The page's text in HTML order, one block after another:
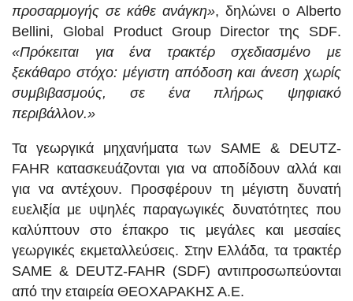
προσαρμογής σε κάθε ανάγκη», δηλώνει ο Alberto
Bellini, Global Product Group Director της SDF.
«Πρόκειται για ένα τρακτέρ σχεδιασμένο με
ξεκάθαρο στόχο: μέγιστη απόδοση και άνεση χωρίς
συμβιβασμούς, σε ένα πλήρως ψηφιακό
περιβάλλον.»
Τα γεωργικά μηχανήματα των SAME & DEUTZ-
FAHR κατασκευάζονται για να αποδίδουν αλλά και
για να αντέχουν. Προσφέρουν τη μέγιστη δυνατή
ευελιξία με υψηλές παραγωγικές δυνατότητες που
καλύπτουν στο έπακρο τις μεγάλες και μεσαίες
γεωργικές εκμεταλλεύσεις. Στην Ελλάδα, τα τρακτέρ
SAME & DEUTZ-FAHR (SDF) αντιπροσωπεύονται
από την εταιρεία ΘΕΟΧΑΡΑΚΗΣ Α.Ε.